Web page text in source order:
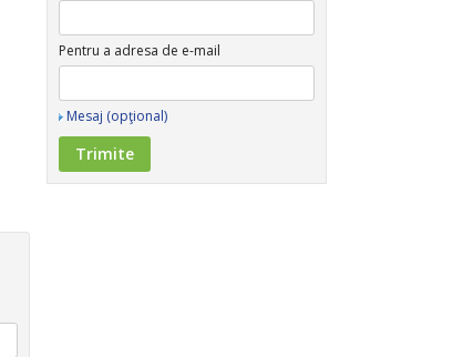
Pentru a adresa de e-mail
Mesaj (opţional)